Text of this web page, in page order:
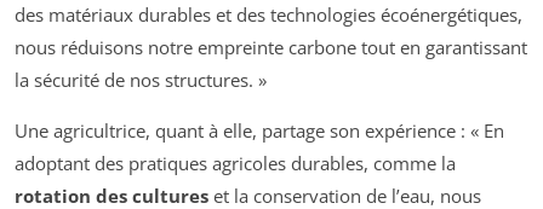
des matériaux durables et des technologies écoénergétiques,
nous réduisons notre empreinte carbone tout en garantissant
la sécurité de nos structures. »
Une agricultrice, quant à elle, partage son expérience : « En
adoptant des pratiques agricoles durables, comme la
rotation des cultures et la conservation de l’eau, nous